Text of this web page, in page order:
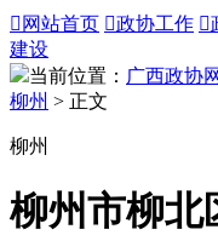
 网站首页 政协工作 
建设
当前位置： 广西政协
柳州 > 正文
柳州
柳州市柳北